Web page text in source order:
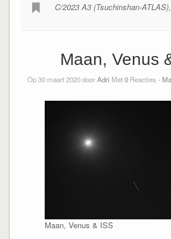
C/2023 A3 (Tsuchinshan-ATLAS)
Maan, Venus
Op 30 maart 2020 doorAdri Met0 Reacties -
Maan, Venus & ISS